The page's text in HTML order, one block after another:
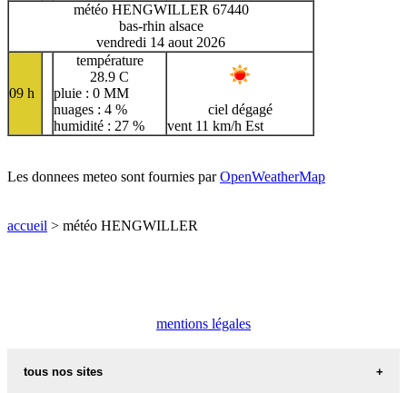
météo HENGWILLER 67440
bas-rhin alsace
vendredi 14 aout 2026
09 h
température
28.9 C
pluie : 0 MM
nuages : 4 %
humidité : 27 %
ciel dégagé
vent 11 km/h Est
Les donnees meteo sont fournies parOpenWeatherMap
accueil > météo HENGWILLER
mentions légales
tous nos sites